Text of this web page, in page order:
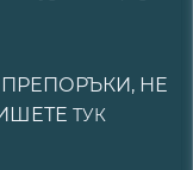
НЕ
ТУК